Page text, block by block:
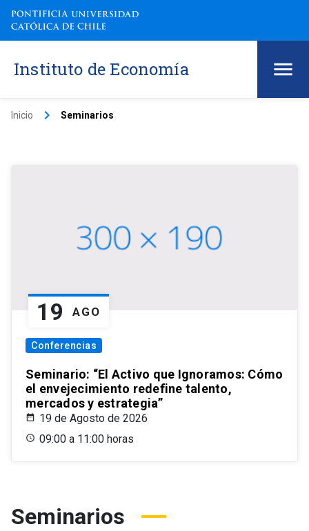
Instituto de Economía
Inicio keyboard_arrow_right Seminarios
19 AGO
Conferencias
Seminario: “El Activo que Ignoramos: Cómo
el envejecimiento redefine talento,
mercados y estrategia”
19 de Agosto de 2026
09:00 a 11:00 horas
Seminarios